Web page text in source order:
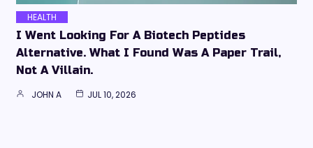
HEALTH
I Went Looking For A Biotech Peptides
Alternative. What I Found Was A Paper Trail,
Not A Villain.
JOHN A JUL 10, 2026